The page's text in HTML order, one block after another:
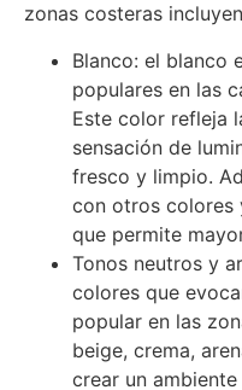
zonas costeras
Blanco: el blanco
populares en las
Este color refleja
sensación de
fresco y limpio.
con otros colores
que permite
Tonos neutros y
colores que
popular en las
beige, crema,
crear un